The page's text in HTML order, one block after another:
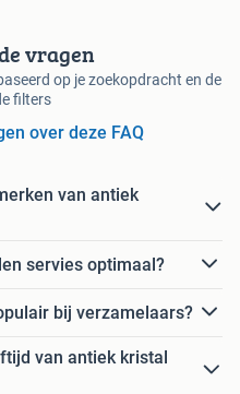
vragen
op je zoekopdracht en de
filters
over deze FAQ
van antiek
servies optimaal?
bij verzamelaars?
van antiek kristal